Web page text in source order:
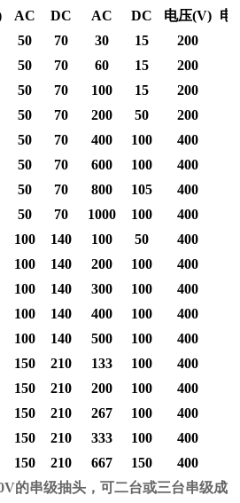
AC DC AC DC 电压(V) 电
50 70 30 15 200
50 70 60 15 200
50 70 100 15 200
50 70 200 50 200
50 70 400 100 400
50 70 600 100 400
50 70 800 105 400
50 70 1000 100 400
100 140 100 50 400
100 140 200 100 400
100 140 300 100 400
100 140 400 100 400
100 140 500 100 400
150 210 133 100 400
150 210 200 100 400
150 210 267 100 400
150 210 333 100 400
150 210 667 150 400
的串级抽头，可二台或三台串级成